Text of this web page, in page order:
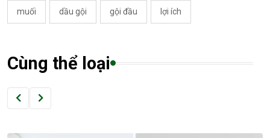
muối dầu gội gội đầu lợi ích
Cùng thể loại